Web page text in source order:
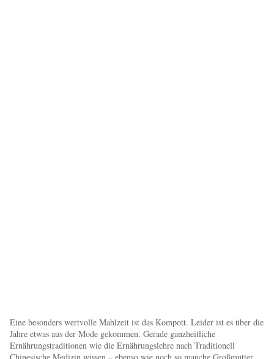
Eine besonders wertvolle Mahlzeit ist das Kompott. Leider ist es über die
Jahre etwas aus der Mode gekommen. Gerade ganzheitliche
Ernährungstraditionen wie die Ernährungslehre nach Traditionell